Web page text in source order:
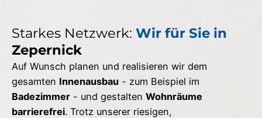
Starkes Netzwerk: Wir für Sie in
Zepernick
Auf Wunsch planen und realisieren wir dem
gesamten Innenausbau - zum Beispiel im
Badezimmer - und gestalten Wohnräume
barrierefrei. Trotz unserer riesigen,